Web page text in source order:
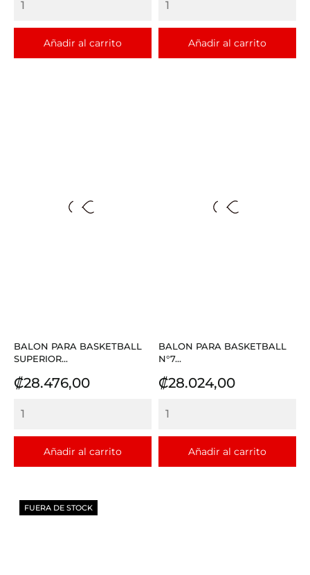
Añadir al carrito Añadir al carrito
BALON PARA BASKETBALL
SUPERIOR...
Precio
₡28.476,00
Añadir al carrito
BALON PARA BASKETBALL
N°7...
Precio
₡28.024,00
Añadir al carrito
FUERA DE STOCK